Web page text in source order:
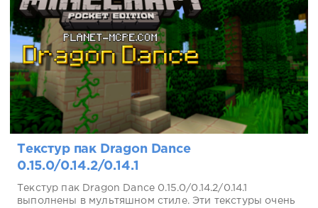
Текстур пак Dragon Dance
0.15.0/0.14.2/0.14.1
Текстур пак Dragon Dance 0.15.0/0.14.2/0.14.1
выполнены в мультяшном стиле. Эти текстуры очень